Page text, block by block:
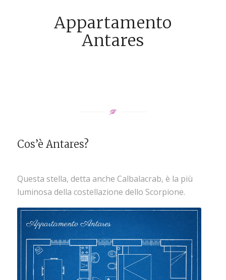
Appartamento
Antares
Cos’è Antares?
Questa stella, detta anche Calbalacrab, è la più
luminosa della costellazione dello Scorpione.